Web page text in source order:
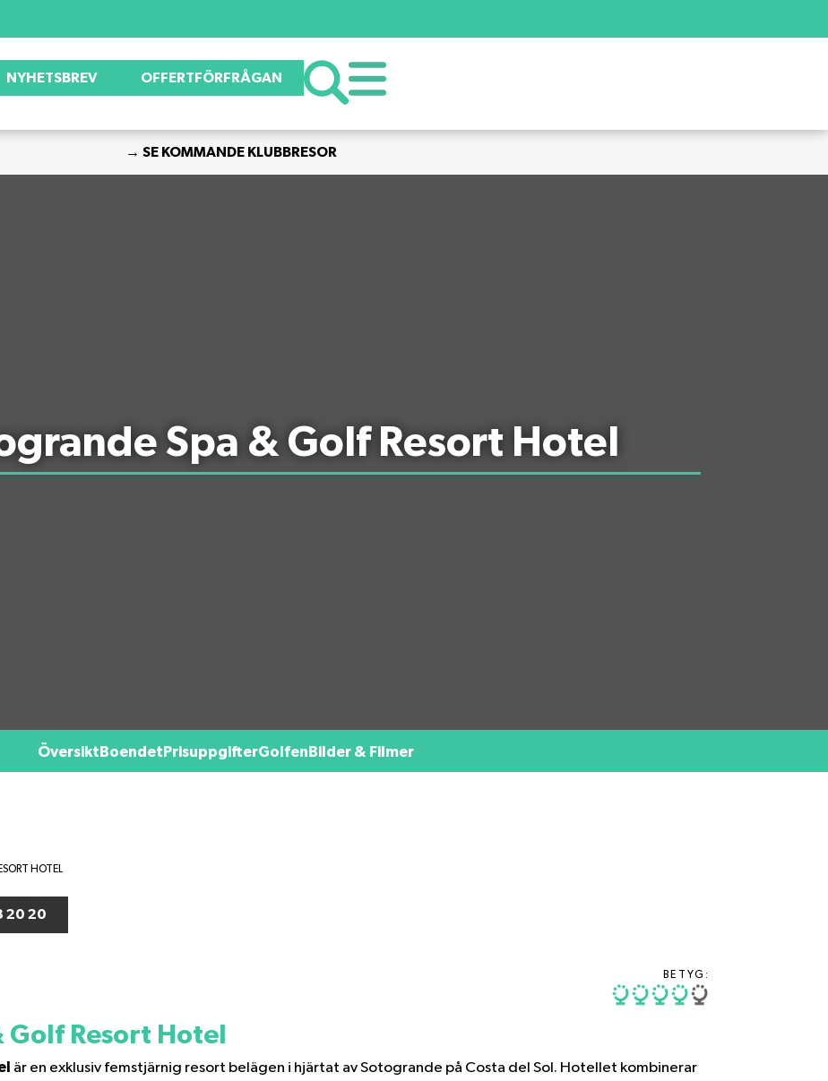
NYHETSBREV OFFERTFÖRFRÅGAN
→ SE KOMMANDE KLUBBRESOR
Spa & Golf Resort Hotel
Översikt Boendet PrisuppgifterGolfen Bilder & Filmer
HOTEL
20 20
BETYG:
Resort Hotel
är en exklusiv femstjärnig resort belägen i hjärtat av Sotogrande på Costa del Sol. Hotellet kombinerar